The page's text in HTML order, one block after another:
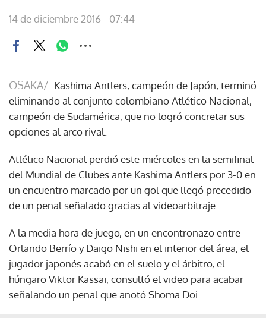
14 de diciembre 2016 - 07:44
OSAKA/ Kashima Antlers, campeón de Japón, terminó
eliminando al conjunto colombiano Atlético Nacional,
campeón de Sudamérica, que no logró concretar sus
opciones al arco rival.
Atlético Nacional perdió este miércoles en la semifinal
del Mundial de Clubes ante Kashima Antlers por 3-0 en
un encuentro marcado por un gol que llegó precedido
de un penal señalado gracias al videoarbitraje.
A la media hora de juego, en un encontronazo entre
Orlando Berrío y Daigo Nishi en el interior del área, el
jugador japonés acabó en el suelo y el árbitro, el
húngaro Viktor Kassai, consultó el video para acabar
señalando un penal que anotó Shoma Doi.